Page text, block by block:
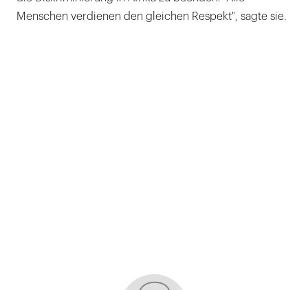
Menschen verdienen den gleichen Respekt", sagte sie.